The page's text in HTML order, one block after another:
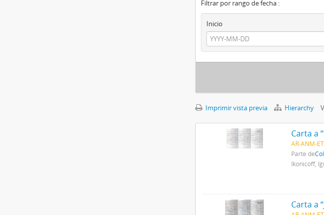
Filtrar por rango de fecha :
Inicio
Imprimir vista previa Hierarchy
Carta a
AR-ANM-
Parte de
Ikonicoff,
Carta a